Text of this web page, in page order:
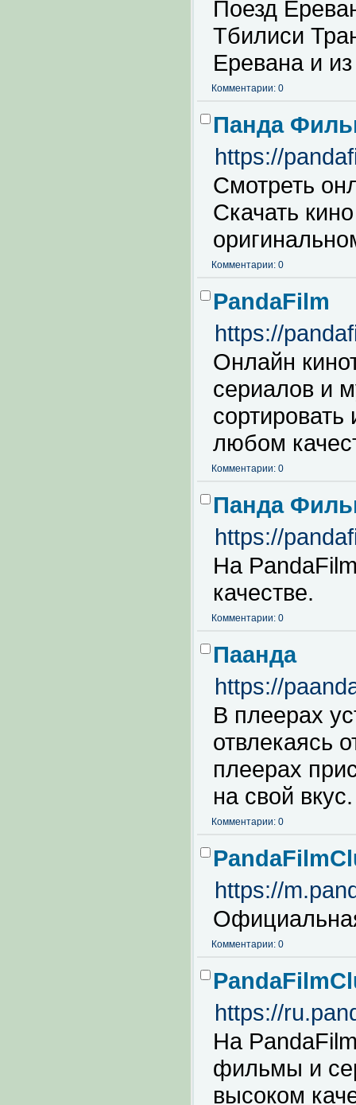
Поезд
Тбилиси
Еревана и
Комментарии: 0
Панда
https://
Смотреть
Скачать
Комментарии: 0
PandaFilm
https://
Онлайн
сериалов и
любом
Комментарии: 0
Панда
https://
На
качестве.
Комментарии: 0
Паанда
https://
В плеерах
отвлекаясь
плеерах
на свой вкус.
Комментарии: 0
https://
Комментарии: 0
https://
На
фильмы и
высоком